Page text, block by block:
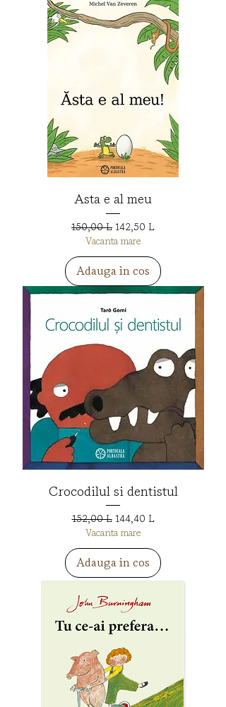
Asta e al meu
Preț normal
150,00 L Preț redus
142,50 L
Vacanta mare
Adauga in cos
Crocodilul si dentistul
Preț normal
152,00 L Preț redus
144,40 L
Vacanta mare
Adauga in cos